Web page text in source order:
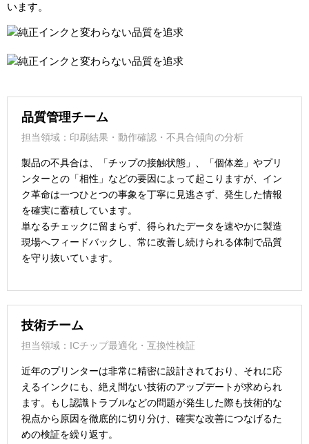
います。
品質管理チーム
担当領域：印刷結果・動作確認・不具合傾向の分析
製品の不具合は、「チップの接触状態」、「個体差」やプリ
ンターとの「相性」などの要因によって起こりますが、イン
ク革命は一つひとつの事象を丁寧に見逃さず、発生した情報
を確実に蓄積しています。
単なるチェックに留まらず、得られたデータを速やかに製造
現場へフィードバックし、常に改善し続けられる体制で品質
を守り抜いています。
技術チーム
担当領域：ICチップ最適化・互換性検証
近年のプリンターは非常に精密に設計されており、それに応
えるインクにも、絶え間ない技術のアップデートが求められ
ます。もし認識トラブルなどの問題が発生した際も技術的な
視点から原因を徹底的に切り分け、確実な改善につなげるた
めの検証を繰り返す。